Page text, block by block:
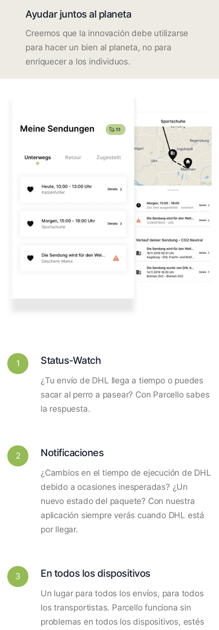
Ayudar juntos al planeta
Creemos que la innovación debe utilizarse
para hacer un bien al planeta, no para
enriquecer a los individuos.
1 Status-Watch
¿Tu envío de DHL llega a tiempo o puedes
sacar al perro a pasear? Con Parcello sabes
la respuesta.
2 Notificaciones
¿Cambios en el tiempo de ejecución de DHL
debido a ocasiones inesperadas? ¿Un
nuevo estado del paquete? Con nuestra
aplicación siempre verás cuando DHL está
por llegar.
3 En todos los dispositivos
Un lugar para todos los envíos, para todos
los transportistas. Parcello funciona sin
problemas en todos los dispositivos, estés